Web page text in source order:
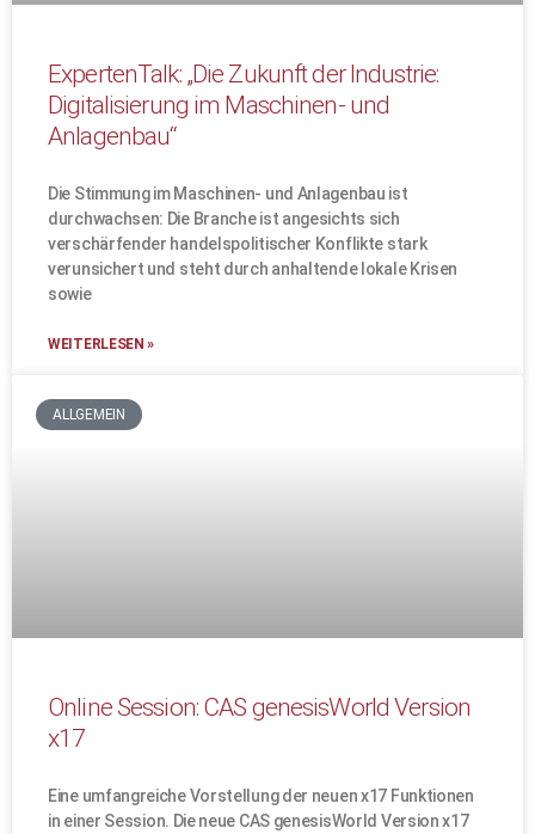
ExpertenTalk: „Die Zukunft der Industrie:
Digitalisierung im Maschinen- und
Anlagenbau“
Die Stimmung im Maschinen- und Anlagenbau ist
durchwachsen: Die Branche ist angesichts sich
verschärfender handelspolitischer Konflikte stark
verunsichert und steht durch anhaltende lokale Krisen
sowie
WEITERLESEN »
ALLGEMEIN
Online Session: CAS genesisWorld Version
x17
Eine umfangreiche Vorstellung der neuen x17 Funktionen
in einer Session. Die neue CAS genesisWorld Version x17